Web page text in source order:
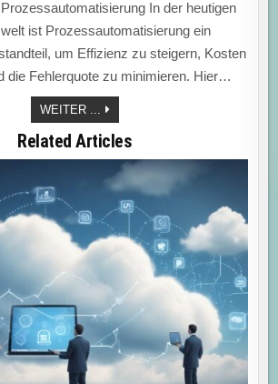
In der heutigen
ist Prozessautomatisierung ein
um Effizienz zu steigern, Kosten
die Fehlerquote zu minimieren. Hier…
WEITER ... „BEST
PRACTICES
VOM
19.08.2025:
ERFOLGREICHE
STRATEGIEN
FÜR
EINE
BESSERE
UMSETZUNG“
Related Articles